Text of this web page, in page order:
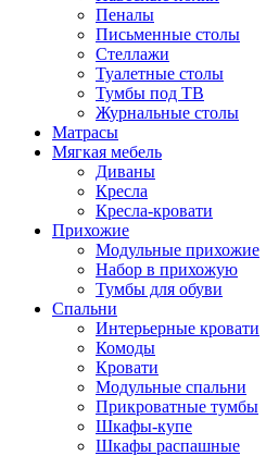
Пеналы
Письменные столы
Стеллажи
Туалетные столы
Тумбы под ТВ
Журнальные столы
Матрасы
Мягкая мебель
Диваны
Кресла
Кресла-кровати
Прихожие
Модульные прихожие
Набор в прихожую
Тумбы для обуви
Спальни
Интерьерные кровати
Комоды
Кровати
Модульные спальни
Прикроватные тумбы
Шкафы-купе
Шкафы распашные